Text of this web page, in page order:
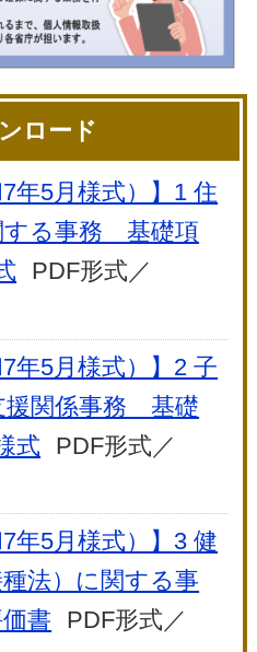
ロード
7年5月様式）】1 住
する事務 基礎項
PDF形式／
7年5月様式）】2 子
援関係事務 基礎
式
PDF形式／
7年5月様式）】3 健
法）に関する事
書
PDF形式／